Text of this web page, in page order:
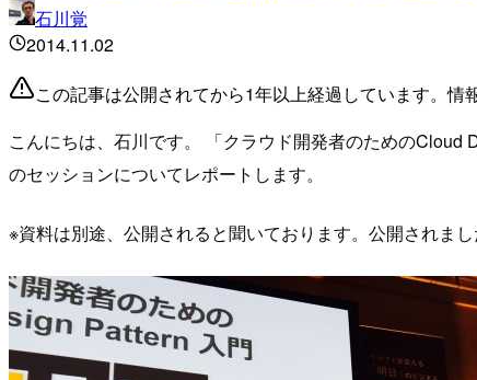
石川覚
2014.11.02
この記事は公開されてから1年以上経過しています。情
こんにちは、石川です。 「クラウド開発者のための
のセッションについてレポートします。
※資料は別途、公開されると聞いております。公開されま